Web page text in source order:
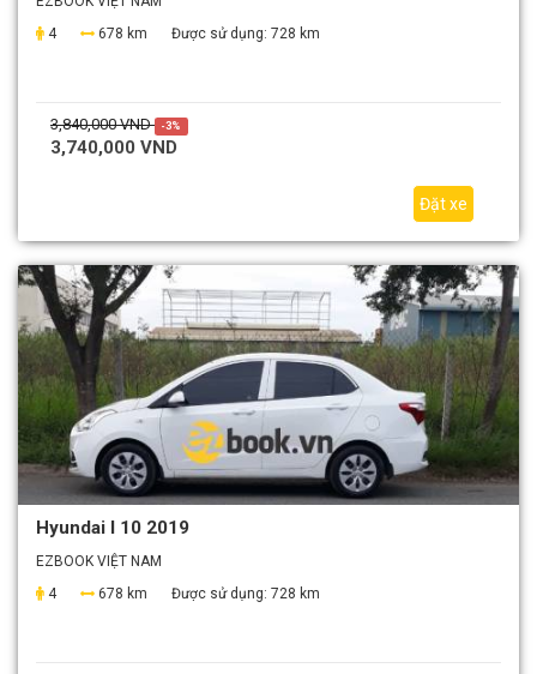
4
678 km Được sử dụng: 728 km
3,840,000 VND -3%
3,740,000 VND
Đặt xe
Hyundai I 10 2019
EZBOOK VIỆT NAM
4
678 km Được sử dụng: 728 km